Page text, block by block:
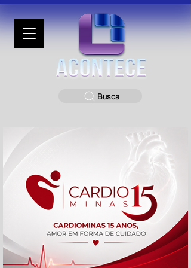
Busca